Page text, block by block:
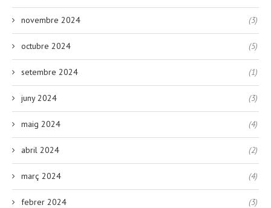
novembre 2024 (3)
octubre 2024 (5)
setembre 2024 (1)
juny 2024 (3)
maig 2024 (4)
abril 2024 (2)
març 2024 (4)
febrer 2024 (3)